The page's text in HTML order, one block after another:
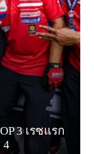
3 เรซแรก
4